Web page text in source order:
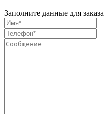
Заполните данные для заказа